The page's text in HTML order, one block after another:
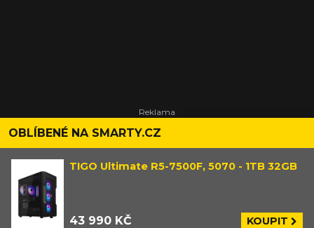
OBLÍBENÉ NA SMARTY.CZ
TIGO Ultimate R5-7500F, 5070 - 1TB 32GB
43 990 KČ KOUPIT